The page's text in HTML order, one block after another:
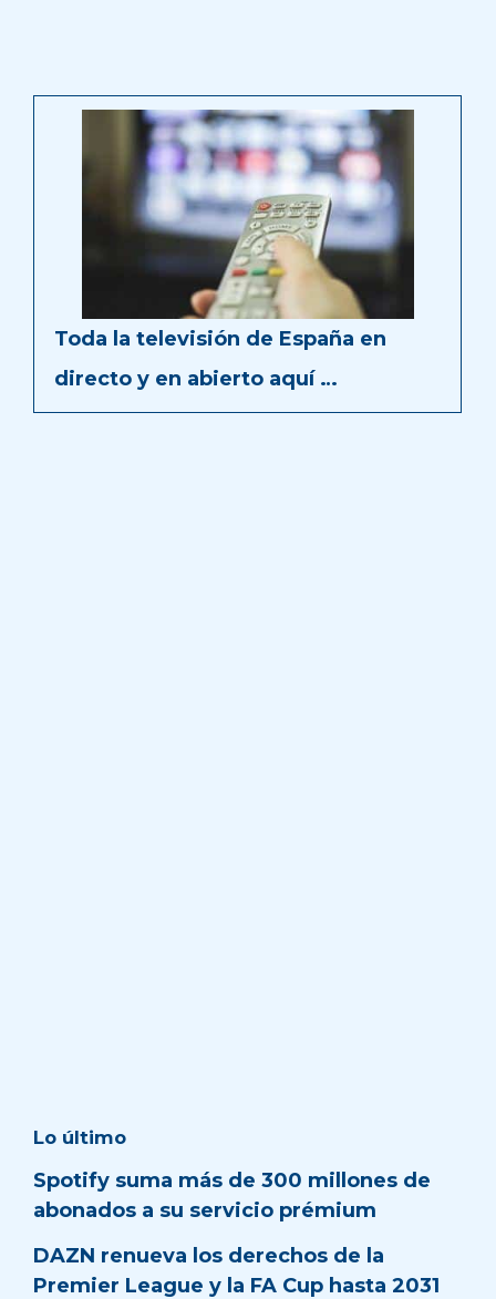
Toda la televisión de España en
directo y en abierto aquí …
Lo último
Spotify suma más de 300 millones de
abonados a su servicio prémium
DAZN renueva los derechos de la
Premier League y la FA Cup hasta 2031